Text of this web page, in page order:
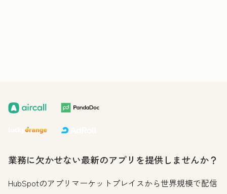
業務に欠かせない最新のアプリを提供しませんか？
HubSpotのアプリマーケットプレイスから世界規模で配信